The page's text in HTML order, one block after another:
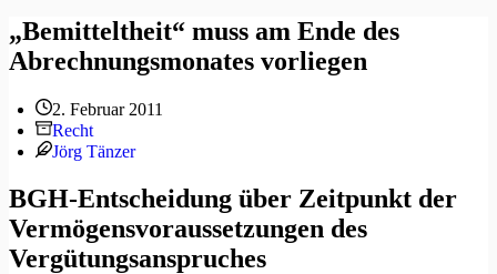
„Bemitteltheit“ muss am Ende des
Abrechnungsmonates vorliegen
2. Februar 2011
Recht
Jörg Tänzer
BGH-Entscheidung über Zeitpunkt der
Vermögensvoraussetzungen des
Vergütungsanspruches